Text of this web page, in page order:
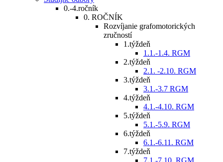
0.-4.ročník
0. ROČNÍK
Rozvíjanie grafomotorických
zručností
1.týždeň
1.1.-1.4. RGM
2.týždeň
2.1. -2.10. RGM
3.týždeň
3.1.-3.7 RGM
4.týždeň
4.1.-4.10. RGM
5.týždeň
5.1.-5.9. RGM
6.týždeň
6.1.-6.11. RGM
7.týždeň
7.1.-7.10. RGM